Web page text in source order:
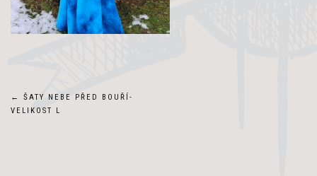
Navigace
←
ŠATY NEBE PŘED BOUŘÍ-
VELIKOST L